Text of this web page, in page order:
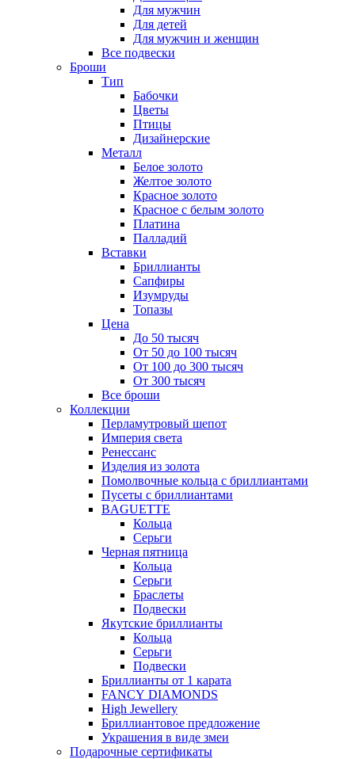
Для мужчин
Для детей
Для мужчин и женщин
Все подвески
Броши
Тип
Бабочки
Цветы
Птицы
Дизайнерские
Металл
Белое золото
Желтое золото
Красное золото
Красное с белым золото
Платина
Палладий
Вставки
Бриллианты
Сапфиры
Изумруды
Топазы
Цена
До 50 тысяч
От 50 до 100 тысяч
От 100 до 300 тысяч
От 300 тысяч
Все броши
Коллекции
Перламутровый шепот
Империя света
Ренессанс
Изделия из золота
Помолвочные кольца с бриллиантами
Пусеты с бриллиантами
BAGUETTE
Кольца
Серьги
Черная пятница
Кольца
Серьги
Браслеты
Подвески
Якутские бриллианты
Кольца
Серьги
Подвески
Бриллианты от 1 карата
FANCY DIAMONDS
High Jewellery
Бриллиантовое предложение
Украшения в виде змеи
Подарочные сертификаты